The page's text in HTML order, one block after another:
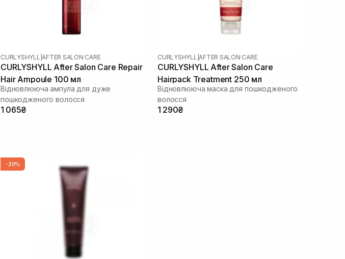
CURLYSHYLL AFTER SALON CARE
CURLYSHYLL After Salon Care Repair
Hair Ampoule 100 мл
Відновлююча ампула для дуже
пошкодженого волосся
1 065₴
CURLYSHYLL AFTER SALON CARE
CURLYSHYLL After Salon Care
Hairpack Treatment 250 мл
Відновлююча маска для пошкодженого
волосся
1 290₴
-20%